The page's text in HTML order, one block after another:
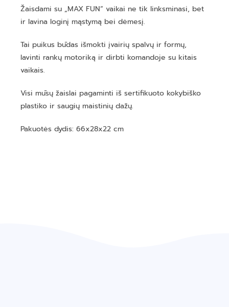
Žaisdami su „MAX FUN“ vaikai ne tik linksminasi, bet
ir lavina loginį mąstymą bei dėmesį.
Tai puikus būdas išmokti įvairių spalvų ir formų,
lavinti rankų motoriką ir dirbti komandoje su kitais
vaikais.
Visi mūsų žaislai pagaminti iš sertifikuoto kokybiško
plastiko ir saugių maistinių dažų.
Pakuotės dydis: 66x28x22 cm